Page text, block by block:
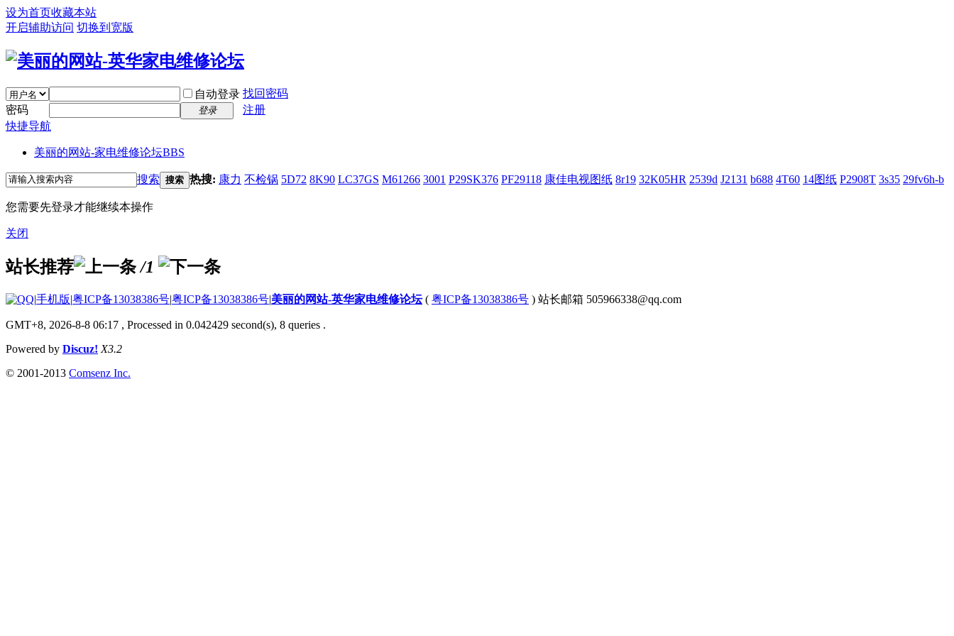
设为首页收藏本站
开启辅助访问 切换到宽版
自动登录 找回密码
密码
登录
注册
快捷导航
美丽的网站-家电维修论坛BBS
搜索 搜索 热搜: 康力 不检锅 5D72 8K90 LC37GS M61266 3001 P29SK376 PF29118 康佳电视图纸 8r19 32K05HR 2539d J2131 b688 4T60 14图纸 P2908T 3s35 29fv6h-b
您需要先登录才能继续本操作
关闭
站长推荐 /1
|手机版|粤ICP备13038386号|粤ICP备13038386号|美丽的网站-英华家电维修论坛( 粤ICP备13038386号 ) 站长邮箱 505966338@qq.com
GMT+8, 2026-8-8 06:17 , Processed in 0.042429 second(s), 8 queries .
Powered by Discuz! X3.2
© 2001-2013 Comsenz Inc.